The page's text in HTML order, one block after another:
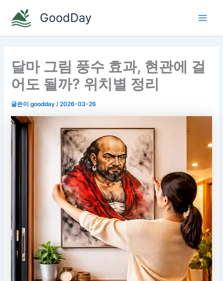
GoodDay
달마 그림 풍수 효과, 현관에 걸
어도 될까? 위치별 정리
글쓴이goodday/2026-03-26